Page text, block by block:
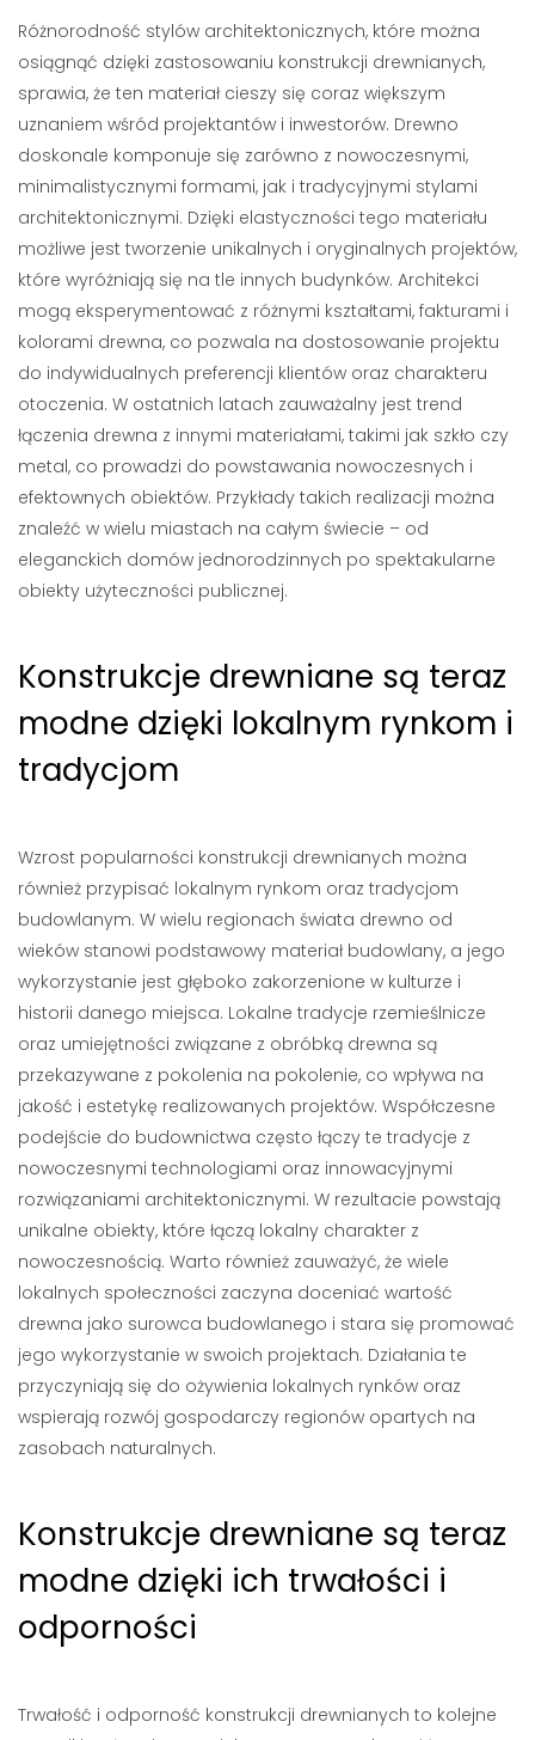
Różnorodność stylów architektonicznych, które można
osiągnąć dzięki zastosowaniu konstrukcji drewnianych,
sprawia, że ten materiał cieszy się coraz większym
uznaniem wśród projektantów i inwestorów. Drewno
doskonale komponuje się zarówno z nowoczesnymi,
minimalistycznymi formami, jak i tradycyjnymi stylami
architektonicznymi. Dzięki elastyczności tego materiału
możliwe jest tworzenie unikalnych i oryginalnych projektów,
które wyróżniają się na tle innych budynków. Architekci
mogą eksperymentować z różnymi kształtami, fakturami i
kolorami drewna, co pozwala na dostosowanie projektu
do indywidualnych preferencji klientów oraz charakteru
otoczenia. W ostatnich latach zauważalny jest trend
łączenia drewna z innymi materiałami, takimi jak szkło czy
metal, co prowadzi do powstawania nowoczesnych i
efektownych obiektów. Przykłady takich realizacji można
znaleźć w wielu miastach na całym świecie – od
eleganckich domów jednorodzinnych po spektakularne
obiekty użyteczności publicznej.
Konstrukcje drewniane są teraz
modne dzięki lokalnym rynkom i
tradycjom
Wzrost popularności konstrukcji drewnianych można
również przypisać lokalnym rynkom oraz tradycjom
budowlanym. W wielu regionach świata drewno od
wieków stanowi podstawowy materiał budowlany, a jego
wykorzystanie jest głęboko zakorzenione w kulturze i
historii danego miejsca. Lokalne tradycje rzemieślnicze
oraz umiejętności związane z obróbką drewna są
przekazywane z pokolenia na pokolenie, co wpływa na
jakość i estetykę realizowanych projektów. Współczesne
podejście do budownictwa często łączy te tradycje z
nowoczesnymi technologiami oraz innowacyjnymi
rozwiązaniami architektonicznymi. W rezultacie powstają
unikalne obiekty, które łączą lokalny charakter z
nowoczesnością. Warto również zauważyć, że wiele
lokalnych społeczności zaczyna doceniać wartość
drewna jako surowca budowlanego i stara się promować
jego wykorzystanie w swoich projektach. Działania te
przyczyniają się do ożywienia lokalnych rynków oraz
wspierają rozwój gospodarczy regionów opartych na
zasobach naturalnych.
Konstrukcje drewniane są teraz
modne dzięki ich trwałości i
odporności
Trwałość i odporność konstrukcji drewnianych to kolejne